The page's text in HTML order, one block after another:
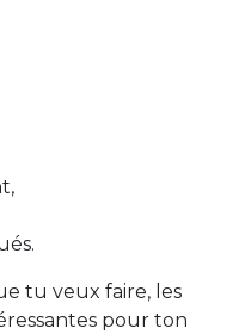
tu veux faire, les
pour ton